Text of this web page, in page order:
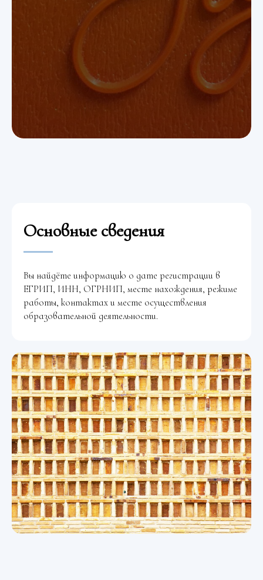
Основные сведения
Вы найдёте информацию о дате регистрации в
ЕГРИП, ИНН, ОГРНИП, месте нахождения, режиме
работы, контактах и месте осуществления
образовательной деятельности.